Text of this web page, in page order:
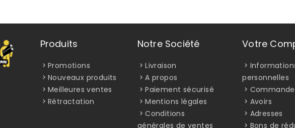
Produits
Promotions
Nouveaux produits
Meilleures ventes
Rétractation
Notre Société
Livraison
A propos
Paiement sécurisé
Mentions légales
Conditions
générales de ventes
Votre
personnelles
Avoirs
Adresses
Bons de